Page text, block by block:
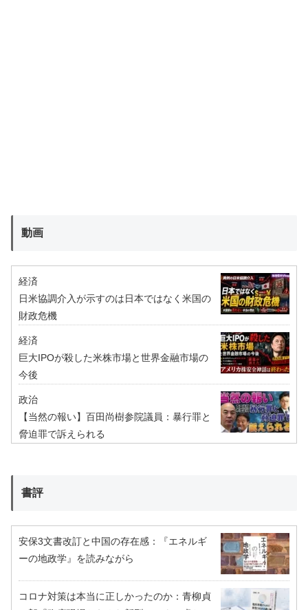
動画
経済
日米協調介入が示すのは日本ではなく米国の
財政危機
経済
巨大IPOが殺した米株市場と世界金融市場の
今後
政治
【当然の報い】百田尚樹参院議員：暴行罪と
脅迫罪で訴えられる
書評
安保3文書改訂と中国の存在感：『エネルギ
ーの地政学』を読みながら
コロナ対策は本当に正しかったのか：青柳貞